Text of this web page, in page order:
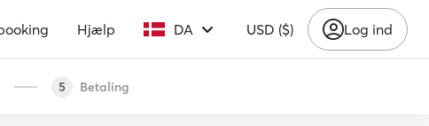
Hjælp DA USD ($) Log ind
5 Betaling